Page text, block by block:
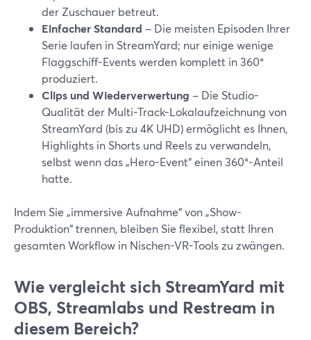
der Zuschauer betreut.
Einfacher Standard – Die meisten Episoden Ihrer
Serie laufen in StreamYard; nur einige wenige
Flaggschiff-Events werden komplett in 360°
produziert.
Clips und Wiederverwertung – Die Studio-
Qualität der Multi-Track-Lokalaufzeichnung von
StreamYard (bis zu 4K UHD) ermöglicht es Ihnen,
Highlights in Shorts und Reels zu verwandeln,
selbst wenn das „Hero-Event“ einen 360°-Anteil
hatte.
Indem Sie „immersive Aufnahme“ von „Show-
Produktion“ trennen, bleiben Sie flexibel, statt Ihren
gesamten Workflow in Nischen-VR-Tools zu zwängen.
Wie vergleicht sich StreamYard mit
OBS, Streamlabs und Restream in
diesem Bereich?